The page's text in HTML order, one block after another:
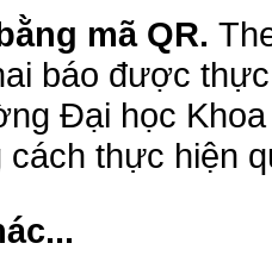
mã QR.
báo được
Đại học
cách thực hiện